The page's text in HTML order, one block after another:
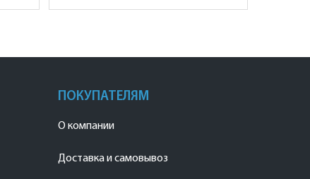
ПОКУПАТЕЛЯМ
О компании
Доставка и самовывоз